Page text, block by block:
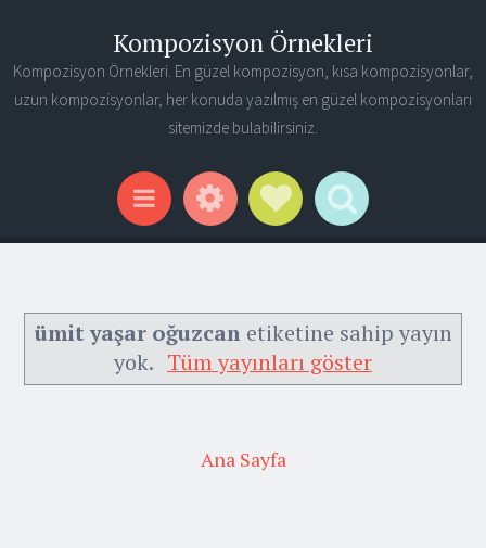
Kompozisyon Örnekleri
Kompozisyon Örnekleri. En güzel kompozisyon, kısa kompozisyonlar,
uzun kompozisyonlar, her konuda yazılmış en güzel kompozisyonları
sitemizde bulabilirsiniz.
Menu WidgetsSocial Links
Search
ümit yaşar oğuzcanetiketine sahip yayın
yok. Tüm yayınları göster
Ana Sayfa